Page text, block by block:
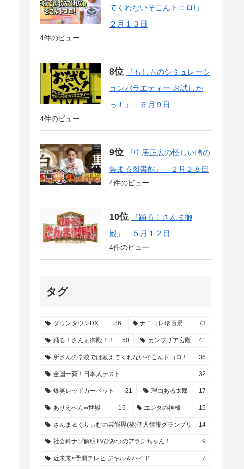
てくれないそこんトコロ!』
２月１３日
4件のビュー
『もしものシミュレーシ
ョンバラエティー お試しか
っ！』 ６月９日
4件のビュー
『中居正広の怪しい噂の
集まる図書館』 ２月２８日
4件のビュー
『踊る！さんま御
殿』 ５月１２日
4件のビュー
タグ
ダウンタウンDX 86 ナニコレ珍百景 73
踊る！さんま御殿！！ 50 カンブリア宮殿 41
所さんの学校では教えてくれないそこんトコロ！ 36
全国一斉！日本人テスト 32
爆笑レッドカーペット 21 理由ある太郎 17
ありえへん∞世界 16 エンタの神様 15
さんま＆くりぃむの芸能界(秘)個人情報グランプリ 14
社会科ナゾ解明TVひみつのアラシちゃん！ 9
近未来×予測テレビ ジキル＆ハイド 7